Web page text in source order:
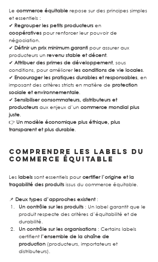
Le commerce équitable repose sur des principes simples
et essentiels :
✔ Regrouper les petits producteurs en
coopératives pour renforcer leur pouvoir de
négociation.
✔ Définir un prix minimum garanti pour assurer aux
producteurs un revenu stable et décent.
✔ Attribuer des primes de développement, sous
conditions, pour améliorer les conditions de vie locales.
✔ Encourager les pratiques durables et responsables, en
imposant des critères stricts en matière de protection
sociale et environnementale.
✔ Sensibiliser consommateurs, distributeurs et
producteurs aux enjeux d’un commerce mondial plus
juste.
👉 Un modèle économique plus éthique, plus
transparent et plus durable.
Comprendre les labels du
commerce équitable
Les labels sont essentiels pour certifier l’origine et la
traçabilité des produits issus du commerce équitable.
📌 Deux types d’approches existent :
Un contrôle sur les produits : Un label garantit que le
produit respecte des critères d’équitabilité et de
durabilité.
Un contrôle sur les organisations : Certains labels
certifient l’ensemble de la chaîne de
production (producteurs, importateurs et
distributeurs).